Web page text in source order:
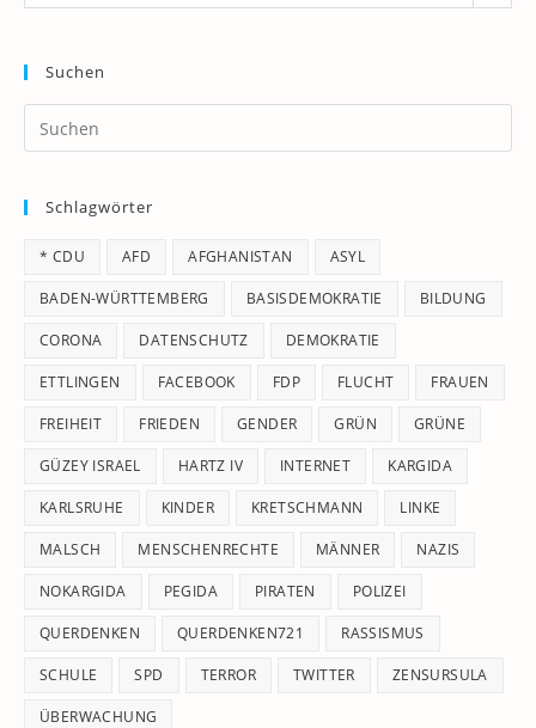
Suchen
Schlagwörter
* CDU AFD AFGHANISTAN ASYL
BADEN-WÜRTTEMBERG BASISDEMOKRATIE BILDUNG
CORONA DATENSCHUTZ DEMOKRATIE
ETTLINGEN FACEBOOK FDP FLUCHT FRAUEN
FREIHEIT FRIEDEN GENDER GRÜN GRÜNE
GÜZEY ISRAEL HARTZ IV INTERNET KARGIDA
KARLSRUHE KINDER KRETSCHMANN LINKE
MALSCH MENSCHENRECHTE MÄNNER NAZIS
NOKARGIDA PEGIDA PIRATEN POLIZEI
QUERDENKEN QUERDENKEN721 RASSISMUS
SCHULE SPD TERROR TWITTER ZENSURSULA
ÜBERWACHUNG